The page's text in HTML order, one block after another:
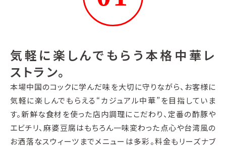
気軽に楽しんでもらう本格中華レ
ストラン。
本場中国のコックに学んだ味を大切に守りながら、お客様に
気軽に楽しんでもらえる“カジュアル中華”を目指していま
す。新鮮な食材を使った店内調理にこだわり、定番の酢豚や
エビチリ、麻婆豆腐はもちろん一味変わった点心や台湾風の
お洒落なスウィーツまでメニューは多彩。料金もリーズナブ